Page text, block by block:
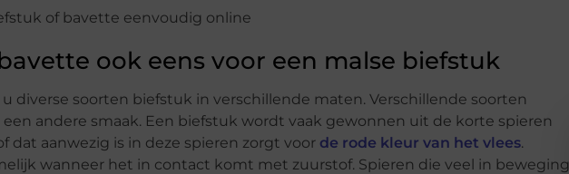
ook eens voor een malse biefstuk
diverse soorten biefstuk in verschillende maten. Verschillende soorten
andere smaak. Een biefstuk wordt vaak gewonnen uit de korte spieren
dat aanwezig is in deze spieren zorgt voor de rode kleur van het vlees.
wanneer het in contact komt met zuurstof. Spieren die veel in beweging